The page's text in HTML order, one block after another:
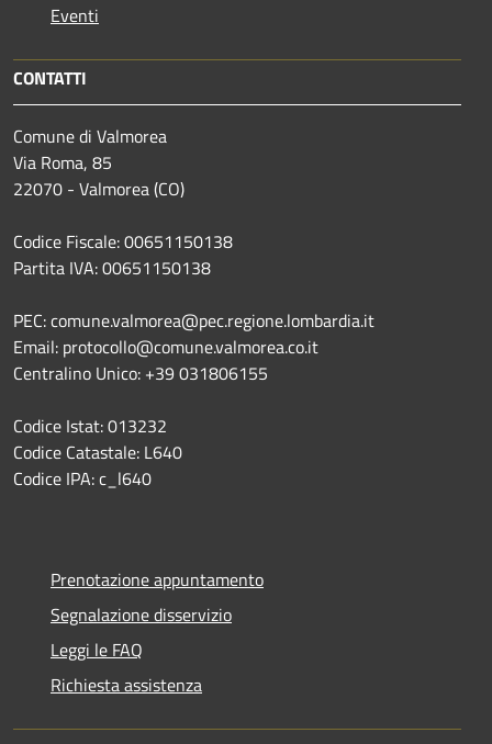
Eventi
CONTATTI
Comune di Valmorea
Via Roma, 85
22070 - Valmorea (CO)
Codice Fiscale: 00651150138
Partita IVA: 00651150138
PEC: comune.valmorea@pec.regione.lombardia.it
Email: protocollo@comune.valmorea.co.it
Centralino Unico: +39 031806155
Codice Istat: 013232
Codice Catastale: L640
Codice IPA: c_l640
Prenotazione appuntamento
Segnalazione disservizio
Leggi le FAQ
Richiesta assistenza